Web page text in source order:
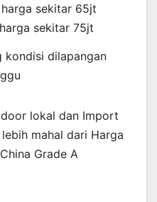
sekitar 65jt
sekitar 75jt
kondisi dilapangan
lokal dan Import
mahal dari Harga
Grade A